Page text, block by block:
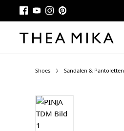
Shoes Sandalen & Pantoletten
Bildergalerie überspringen